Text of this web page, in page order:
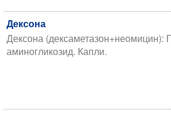
Дексона
Дексона (дексаметазон+неомицин):
аминогликозид. Капли.